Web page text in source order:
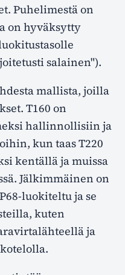
Puhelimestä on
on hyväksytty
salainen").
mallista, joilla
T160 on
hallinnollisiin ja
kun taas T220
kentällä ja muissa
Jälkimmäinen on
luokiteltu ja se
kuten
ja